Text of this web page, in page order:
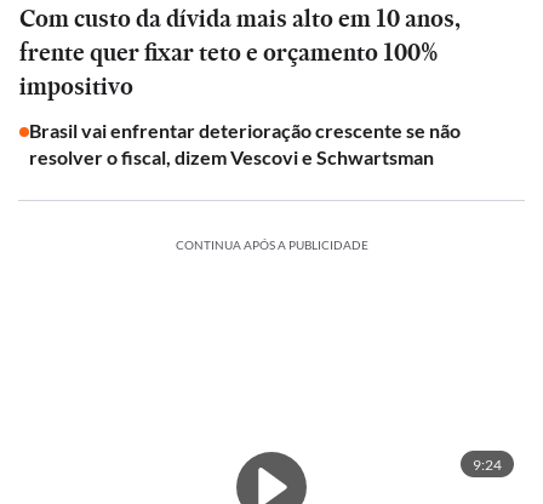
Com custo da dívida mais alto em 10 anos,
frente quer fixar teto e orçamento 100%
impositivo
Brasil vai enfrentar deterioração crescente se não
resolver o fiscal, dizem Vescovi e Schwartsman
CONTINUA APÓS A PUBLICIDADE
9:24